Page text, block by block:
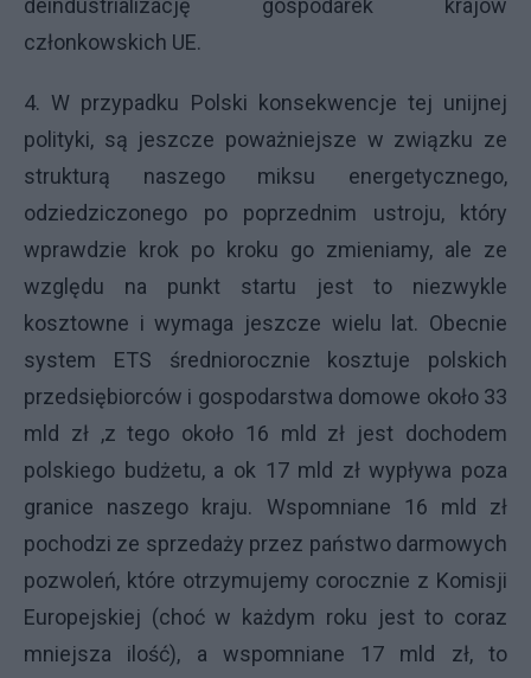
deindustrializację gospodarek krajów
członkowskich UE.
4. W przypadku Polski konsekwencje tej unijnej
polityki, są jeszcze poważniejsze w związku ze
strukturą naszego miksu energetycznego,
odziedziczonego po poprzednim ustroju, który
wprawdzie krok po kroku go zmieniamy, ale ze
względu na punkt startu jest to niezwykle
kosztowne i wymaga jeszcze wielu lat. Obecnie
system ETS średniorocznie kosztuje polskich
przedsiębiorców i gospodarstwa domowe około 33
mld zł ,z tego około 16 mld zł jest dochodem
polskiego budżetu, a ok 17 mld zł wypływa poza
granice naszego kraju. Wspomniane 16 mld zł
pochodzi ze sprzedaży przez państwo darmowych
pozwoleń, które otrzymujemy corocznie z Komisji
Europejskiej (choć w każdym roku jest to coraz
mniejsza ilość), a wspomniane 17 mld zł, to